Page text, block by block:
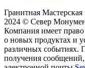
Гранитная
2024 © Север
Компания имеет
о новых продуктах и
различных событиях.
получения